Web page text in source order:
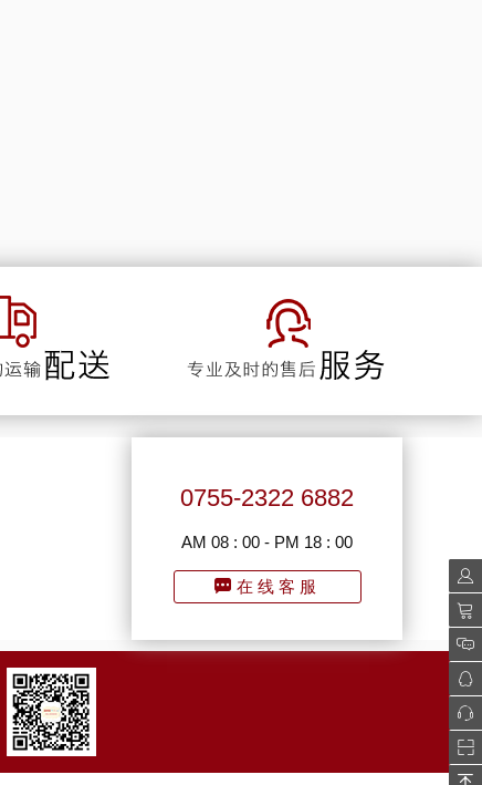
0755-2322 6882
AM 08 : 00 - PM 18 : 00
在线客服
会员
购物
我的
QQ
二维
回到